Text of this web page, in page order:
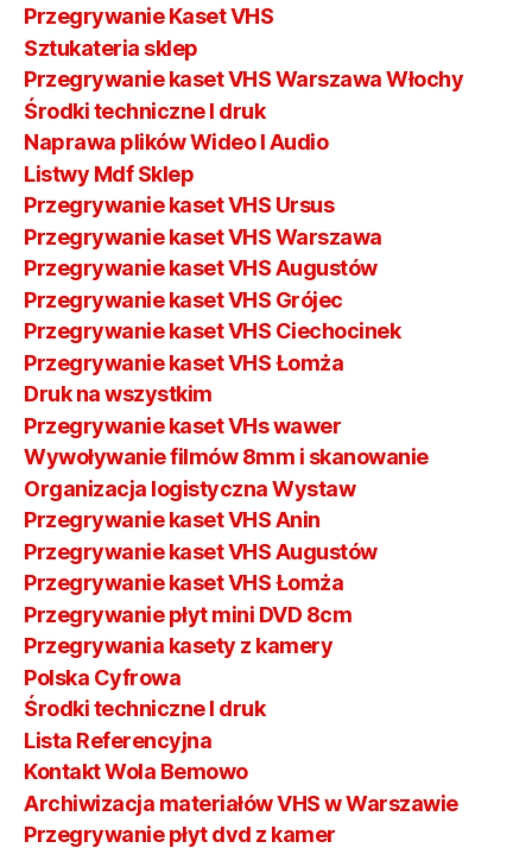
Przegrywanie Kaset VHS
Sztukateria sklep
Przegrywanie kaset VHS Warszawa Włochy
Środki techniczne I druk
Naprawa plików Wideo I Audio
Listwy Mdf Sklep
Przegrywanie kaset VHS Ursus
Przegrywanie kaset VHS Warszawa
Przegrywanie kaset VHS Augustów
Przegrywanie kaset VHS Grójec
Przegrywanie kaset VHS Ciechocinek
Przegrywanie kaset VHS Łomża
Druk na wszystkim
Przegrywanie kaset VHs wawer
Wywoływanie filmów 8mm i skanowanie
Organizacja logistyczna Wystaw
Przegrywanie kaset VHS Anin
Przegrywanie kaset VHS Augustów
Przegrywanie kaset VHS Łomża
Przegrywanie płyt mini DVD 8cm
Przegrywania kasety z kamery
Polska Cyfrowa
Środki techniczne I druk
Lista Referencyjna
Kontakt Wola Bemowo
Archiwizacja materiałów VHS w Warszawie
Przegrywanie płyt dvd z kamer